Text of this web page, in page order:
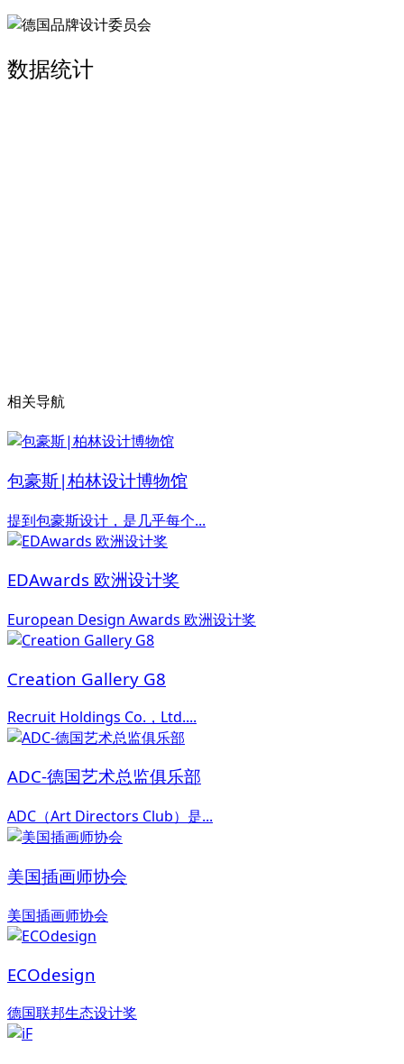
数据统计
相关导航
包豪斯|柏林设计博物馆
提到包豪斯设计，是几乎每个...
EDAwards 欧洲设计奖
European Design Awards 欧洲设计奖
Creation Gallery G8
Recruit Holdings Co.，Ltd....
ADC-德国艺术总监俱乐部
ADC（Art Directors Club）是...
美国插画师协会
美国插画师协会
ECOdesign
德国联邦生态设计奖